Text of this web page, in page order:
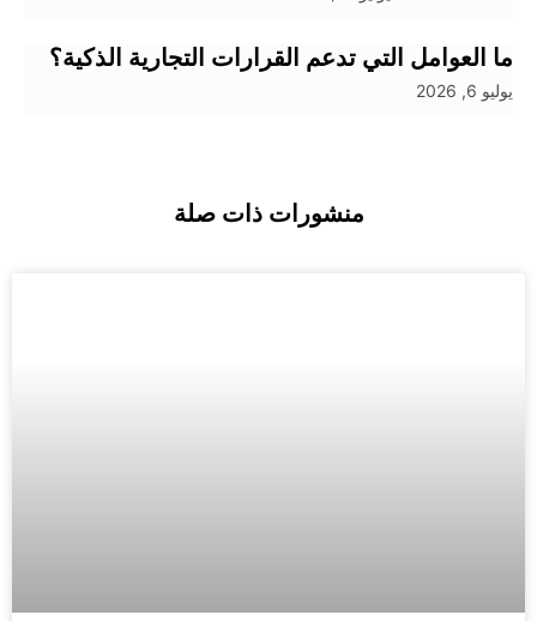
العوامل التي تدعم القرارات التجارية الذكية؟
منشورات ذات صلة